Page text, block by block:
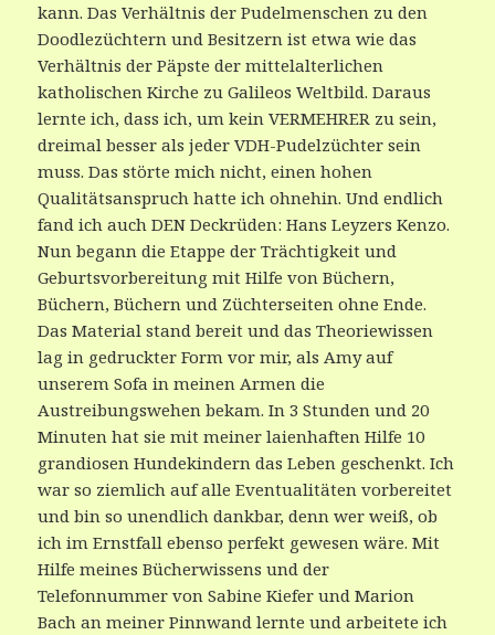
kann. Das Verhältnis der Pudelmenschen zu den
Doodlezüchtern und Besitzern ist etwa wie das
Verhältnis der Päpste der mittelalterlichen
katholischen Kirche zu Galileos Weltbild. Daraus
lernte ich, dass ich, um kein VERMEHRER zu sein,
dreimal besser als jeder VDH-Pudelzüchter sein
muss. Das störte mich nicht, einen hohen
Qualitätsanspruch hatte ich ohnehin. Und endlich
fand ich auch DEN Deckrüden: Hans Leyzers Kenzo.
Nun begann die Etappe der Trächtigkeit und
Geburtsvorbereitung mit Hilfe von Büchern,
Büchern, Büchern und Züchterseiten ohne Ende.
Das Material stand bereit und das Theoriewissen
lag in gedruckter Form vor mir, als Amy auf
unserem Sofa in meinen Armen die
Austreibungswehen bekam. In 3 Stunden und 20
Minuten hat sie mit meiner laienhaften Hilfe 10
grandiosen Hundekindern das Leben geschenkt. Ich
war so ziemlich auf alle Eventualitäten vorbereitet
und bin so unendlich dankbar, denn wer weiß, ob
ich im Ernstfall ebenso perfekt gewesen wäre. Mit
Hilfe meines Bücherwissens und der
Telefonnummer von Sabine Kiefer und Marion
Bach an meiner Pinnwand lernte und arbeitete ich